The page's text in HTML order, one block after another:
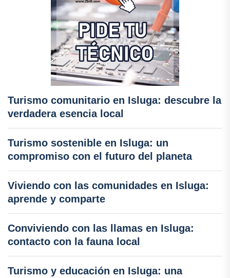
Turismo comunitario en Isluga: descubre la
verdadera esencia local
Turismo sostenible en Isluga: un
compromiso con el futuro del planeta
Viviendo con las comunidades en Isluga:
aprende y comparte
Conviviendo con las llamas en Isluga:
contacto con la fauna local
Turismo y educación en Isluga: una